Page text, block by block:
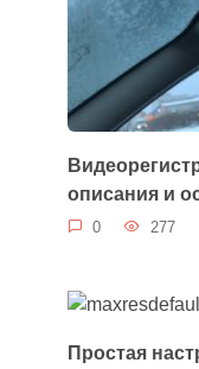
описания и
0 277
Простая